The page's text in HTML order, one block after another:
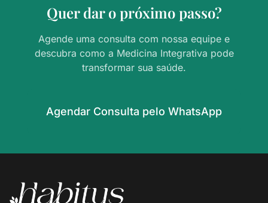
Quer dar o próximo passo?
Agende uma consulta com nossa equipe e
descubra como a Medicina Integrativa pode
transformar sua saúde.
Agendar Consulta pelo WhatsApp